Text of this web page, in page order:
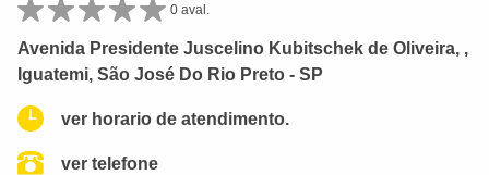
0 aval.
Avenida Presidente Juscelino Kubitschek de Oliveira, ,
Iguatemi, São José Do Rio Preto - SP
ver horario de atendimento.
ver telefone